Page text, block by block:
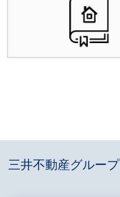
三井不動産グループ